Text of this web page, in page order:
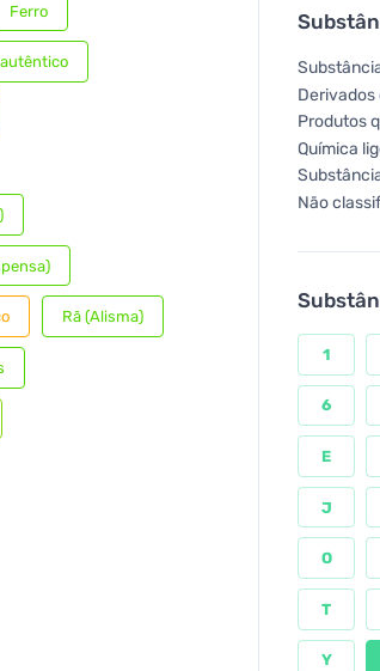
Ferro
Rã (Alisma)
Produtos
Química
Não
1
6
E
J
O
T
Y